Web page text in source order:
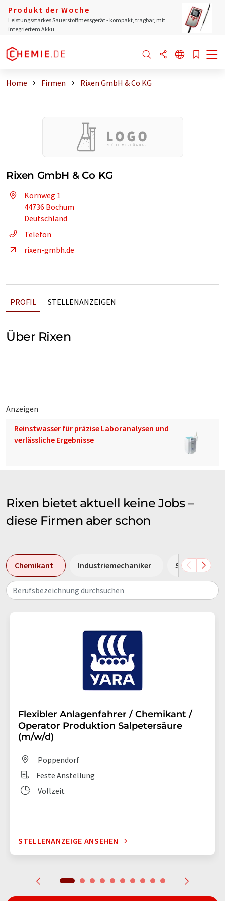
Produkt der Woche
Leistungsstarkes Sauerstoffmessgerät - kompakt, tragbar, mit
integriertem Akku
Home Firmen Rixen GmbH & Co KG
Rixen GmbH & Co KG
Kornweg 1
44736 Bochum
Deutschland
Telefon
rixen-gmbh.de
PROFIL STELLENANZEIGEN
Über Rixen
Anzeigen
Reinstwasser für präzise Laboranalysen und
verlässliche Ergebnisse
Rixen bietet aktuell keine Jobs –
diese Firmen aber schon
Chemikant Industriemechaniker Sales
Berufsbezeichnung durchsuchen
Flexibler Anlagenfahrer / Chemikant /
Operator Produktion Salpetersäure
(m/w/d)
Poppendorf
Feste Anstellung
Vollzeit
STELLENANZEIGE ANSEHEN